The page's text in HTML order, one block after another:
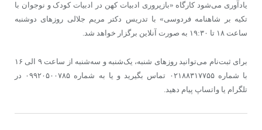
یادآوری می‌شود کارگاه «بازپروری ادبیات کهن در ادبیات کودک و نوجوان با
تکیه بر شاهنامه فردوسی» با تدریس دکتر مریم جلالی روزهای دوشنبه
ساعت ۱۸ تا ۱۹:۳۰ به صورت آنلاین برگزار خواهد شد.
برای ثبت‌نام می‌توانید روزهای شنبه، یک‌شنبه و سه‌شنبه از ساعت ۹ الی ۱۶
با شماره ۰۲۱۸۸۳۱۷۷۵۵ تماس بگیرید و یا به شماره ۰۹۹۲۰۵۰۰۷۸۵ در
تلگرام یا واتساپ پیام دهید.